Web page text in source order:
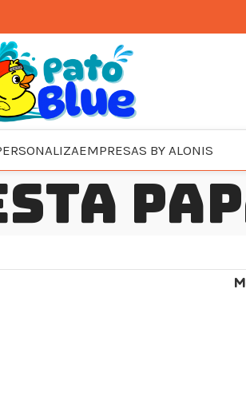
EMPRESAS BY ALONIS